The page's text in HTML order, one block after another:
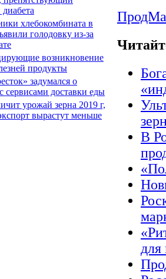
хлебокомбината в
голодовку из-за
возникновение
продукты
задумался о
сервисами доставки еды
урожай зерна 2019 г,
вырастут меньше
В
для